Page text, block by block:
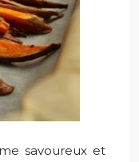
savoureux et